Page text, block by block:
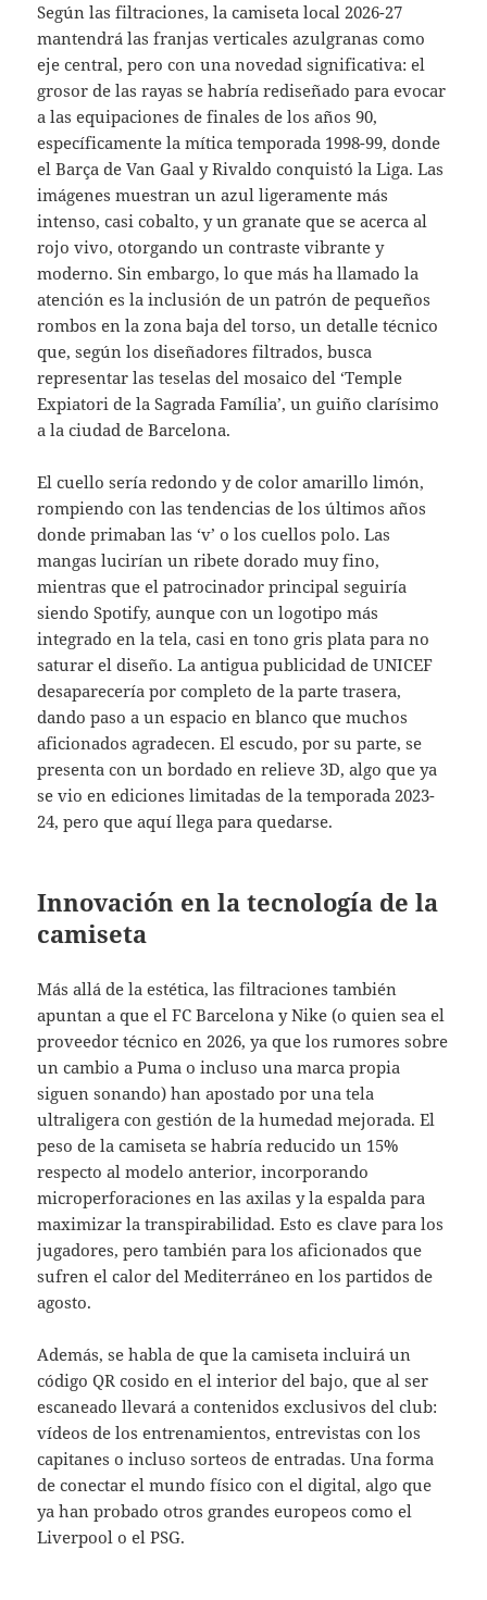
Según las filtraciones, la camiseta local 2026-27
mantendrá las franjas verticales azulgranas como
eje central, pero con una novedad significativa: el
grosor de las rayas se habría rediseñado para evocar
a las equipaciones de finales de los años 90,
específicamente la mítica temporada 1998-99, donde
el Barça de Van Gaal y Rivaldo conquistó la Liga. Las
imágenes muestran un azul ligeramente más
intenso, casi cobalto, y un granate que se acerca al
rojo vivo, otorgando un contraste vibrante y
moderno. Sin embargo, lo que más ha llamado la
atención es la inclusión de un patrón de pequeños
rombos en la zona baja del torso, un detalle técnico
que, según los diseñadores filtrados, busca
representar las teselas del mosaico del ‘Temple
Expiatori de la Sagrada Família’, un guiño clarísimo
a la ciudad de Barcelona.
El cuello sería redondo y de color amarillo limón,
rompiendo con las tendencias de los últimos años
donde primaban las ‘v’ o los cuellos polo. Las
mangas lucirían un ribete dorado muy fino,
mientras que el patrocinador principal seguiría
siendo Spotify, aunque con un logotipo más
integrado en la tela, casi en tono gris plata para no
saturar el diseño. La antigua publicidad de UNICEF
desaparecería por completo de la parte trasera,
dando paso a un espacio en blanco que muchos
aficionados agradecen. El escudo, por su parte, se
presenta con un bordado en relieve 3D, algo que ya
se vio en ediciones limitadas de la temporada 2023-
24, pero que aquí llega para quedarse.
Innovación en la tecnología de la
camiseta
Más allá de la estética, las filtraciones también
apuntan a que el FC Barcelona y Nike (o quien sea el
proveedor técnico en 2026, ya que los rumores sobre
un cambio a Puma o incluso una marca propia
siguen sonando) han apostado por una tela
ultraligera con gestión de la humedad mejorada. El
peso de la camiseta se habría reducido un 15%
respecto al modelo anterior, incorporando
microperforaciones en las axilas y la espalda para
maximizar la transpirabilidad. Esto es clave para los
jugadores, pero también para los aficionados que
sufren el calor del Mediterráneo en los partidos de
agosto.
Además, se habla de que la camiseta incluirá un
código QR cosido en el interior del bajo, que al ser
escaneado llevará a contenidos exclusivos del club:
vídeos de los entrenamientos, entrevistas con los
capitanes o incluso sorteos de entradas. Una forma
de conectar el mundo físico con el digital, algo que
ya han probado otros grandes europeos como el
Liverpool o el PSG.